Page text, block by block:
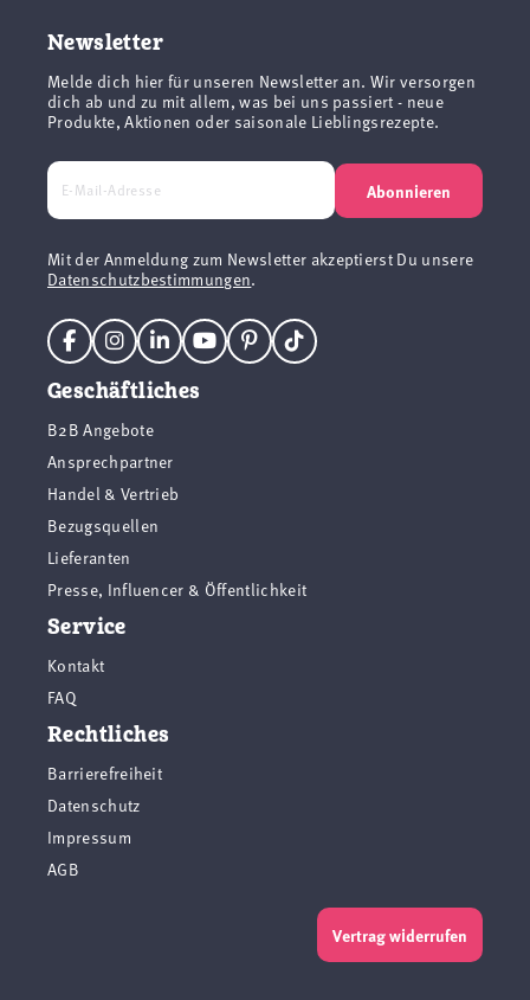
Vertrag widerrufen
Newsletter
Melde dich hier für unseren Newsletter an. Wir versorgen
dich ab und zu mit allem, was bei uns passiert - neue
Produkte, Aktionen oder saisonale Lieblingsrezepte.
Abonnieren
Mit der Anmeldung zum Newsletter akzeptierst Du unsere
Datenschutzbestimmungen.
Geschäftliches
B2B Angebote
Ansprechpartner
Handel & Vertrieb
Bezugsquellen
Lieferanten
Presse, Influencer & Öffentlichkeit
Service
Kontakt
FAQ
Rechtliches
Barrierefreiheit
Datenschutz
Impressum
AGB